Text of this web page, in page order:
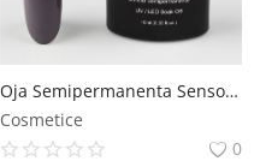
Oja Semipermanenta SensoPRO Milano 10ml - 131 Expressive Plum SensoPRO Milano
Cosmetice
0